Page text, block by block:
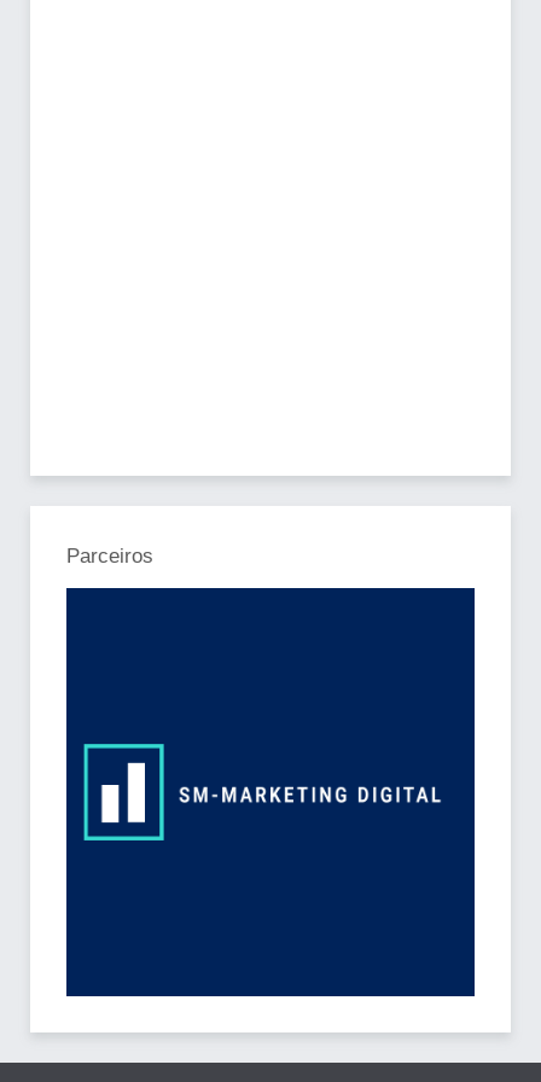
Parceiros